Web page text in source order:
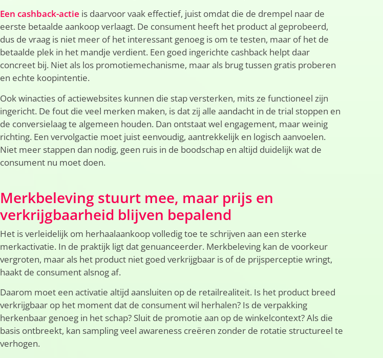
Een cashback-actie is daarvoor vaak effectief, juist omdat die de drempel naar de
eerste betaalde aankoop verlaagt. De consument heeft het product al geprobeerd,
dus de vraag is niet meer of het interessant genoeg is om te testen, maar of het de
betaalde plek in het mandje verdient. Een goed ingerichte cashback helpt daar
concreet bij. Niet als los promotiemechanisme, maar als brug tussen gratis proberen
en echte koopintentie.
Ook winacties of actiewebsites kunnen die stap versterken, mits ze functioneel zijn
ingericht. De fout die veel merken maken, is dat zij alle aandacht in de trial stoppen en
de conversielaag te algemeen houden. Dan ontstaat wel engagement, maar weinig
richting. Een vervolgactie moet juist eenvoudig, aantrekkelijk en logisch aanvoelen.
Niet meer stappen dan nodig, geen ruis in de boodschap en altijd duidelijk wat de
consument nu moet doen.
Merkbeleving stuurt mee, maar prijs en
verkrijgbaarheid blijven bepalend
Het is verleidelijk om herhaalaankoop volledig toe te schrijven aan een sterke
merkactivatie. In de praktijk ligt dat genuanceerder. Merkbeleving kan de voorkeur
vergroten, maar als het product niet goed verkrijgbaar is of de prijsperceptie wringt,
haakt de consument alsnog af.
Daarom moet een activatie altijd aansluiten op de retailrealiteit. Is het product breed
verkrijgbaar op het moment dat de consument wil herhalen? Is de verpakking
herkenbaar genoeg in het schap? Sluit de promotie aan op de winkelcontext? Als die
basis ontbreekt, kan sampling veel awareness creëren zonder de rotatie structureel te
verhogen.